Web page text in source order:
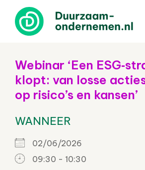
Webinar ‘Een
klopt: van losse
op risico’s en kansen’
WANNEER
02/06/2026
09:30 - 10:30